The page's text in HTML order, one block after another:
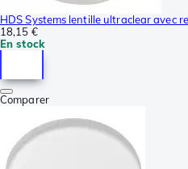
HDS Systems lentille ultraclear avec
18,15 €
En stock
Comparer